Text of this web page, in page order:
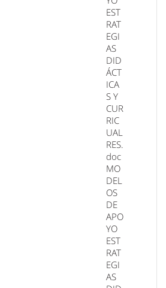
EST
RAT
EGI
AS
DID
ÁCT
ICA
S Y
CUR
RIC
UAL
RES.
doc
MO
DEL
OS
DE
APO
YO
EST
RAT
EGI
AS